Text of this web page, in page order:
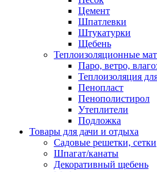
Цемент
Шпатлевки
Штукатурки
Щебень
Теплоизоляционные
Паро, ветро,
Теплоизоляция
Пенопласт
Пенополистирол
Утеплители
Подложка
Товары для дачи и отдыха
Садовые решетки, сетки
Шпагат/канаты
Декоративный щебень